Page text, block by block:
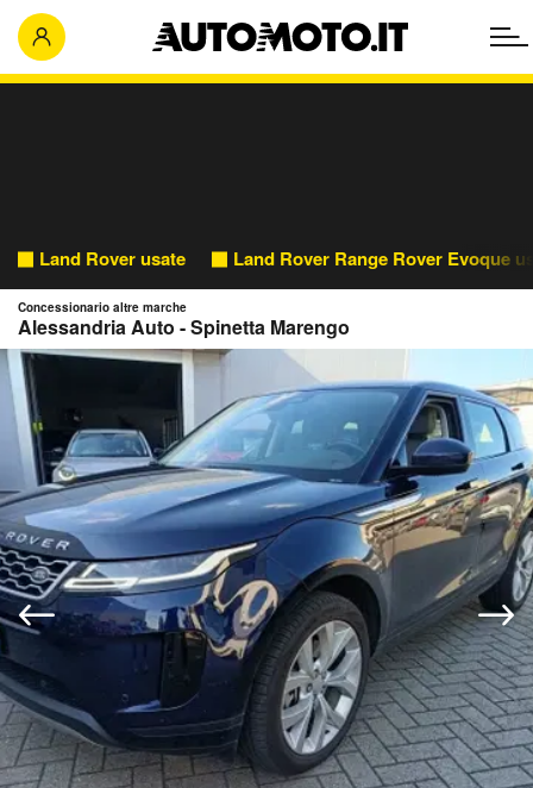
Land Rover usate Land Rover Range Rover Evoque
Concessionario altre marche
Alessandria Auto - Spinetta Marengo